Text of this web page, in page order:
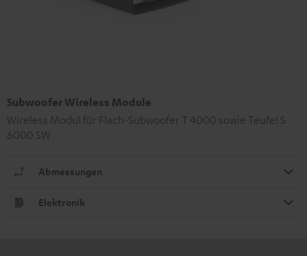
Subwoofer Wireless Module
Wireless Modul für Flach-Subwoofer T 4000 sowie Teufel S
6000 SW
Abmessungen
Elektronik